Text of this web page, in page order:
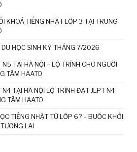
KHOÁ TIẾNG NHẬT LỚP 3 TẠI TRUNG
DU HỌC SINH KỲ THÁNG 7/2026
TẠI HÀ NỘI – LỘ TRÌNH CHO NGƯỜI
TÂM HAATO
N4 TẠI HÀ NỘI LỘ TRÌNH ĐẠT JLPT N4
TÂM HAATO
TIẾNG NHẬT TỪ LỚP 6? – BƯỚC KHỞI
LAI